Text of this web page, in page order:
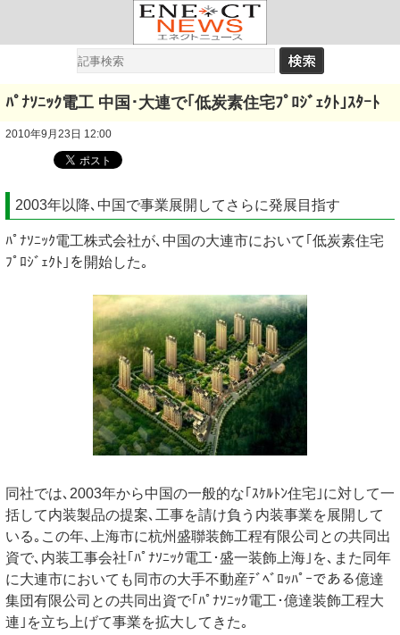
ﾊﾟﾅｿﾆｯｸ電工 中国･大連で｢低炭素住宅ﾌﾟﾛｼﾞｪｸﾄ｣ｽﾀｰﾄ
2010年9月23日 12:00
2003年以降､中国で事業展開してさらに発展目指す
ﾊﾟﾅｿﾆｯｸ電工株式会社が､中国の大連市において｢低炭素住宅
ﾌﾟﾛｼﾞｪｸﾄ｣を開始した｡
同社では､2003年から中国の一般的な｢ｽｹﾙﾄﾝ住宅｣に対して一
括して内装製品の提案､工事を請け負う内装事業を展開して
いる｡この年､上海市に杭州盛聯装飾工程有限公司との共同出
資で､内装工事会社｢ﾊﾟﾅｿﾆｯｸ電工･盛一装飾上海｣を､また同年
に大連市においても同市の大手不動産ﾃﾞﾍﾞﾛｯﾊﾟｰである億達
集団有限公司との共同出資で｢ﾊﾟﾅｿﾆｯｸ電工･億達装飾工程大
連｣を立ち上げて事業を拡大してきた｡